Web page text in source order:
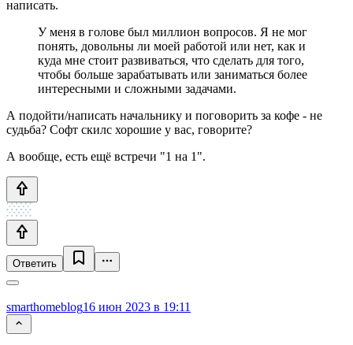
написать.
У меня в голове был миллион вопросов. Я не мог
понять, довольны ли моей работой или нет, как и
куда мне стоит развиваться, что сделать для того,
чтобы больше зарабатывать или заниматься более
интересными и сложными задачами.
А подойти/написать начальнику и поговорить за кофе - не
судьба? Софт скилс хорошие у вас, говорите?
А вообще, есть ещё встречи "1 на 1".
Ответить
smarthomeblog16 июн 2023 в 19:11